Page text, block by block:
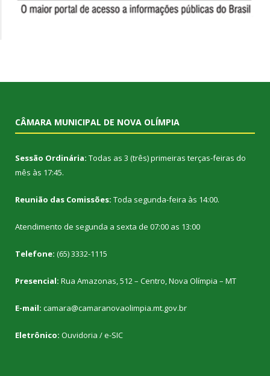
CÂMARA MUNICIPAL DE NOVA OLÍMPIA
Sessão Ordinária: Todas as 3 (três) primeiras terças-feiras do
mês às 17:45.
Reunião das Comissões: Toda segunda-feira às 14:00.
Atendimento de segunda a sexta de 07:00 as 13:00
Telefone: (65) 3332-1115
Presencial: Rua Amazonas, 512 – Centro, Nova Olímpia – MT
E-mail: camara@camaranovaolimpia.mt.gov.br
Eletrônico: Ouvidoria /e-SIC